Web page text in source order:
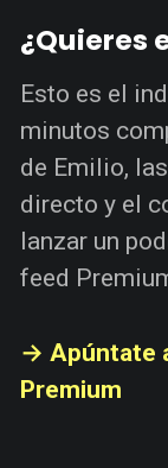
¿Quieres
Esto es el
minutos
de Emilio,
directo y el
lanzar un
feed
→ Apúntate
Premium